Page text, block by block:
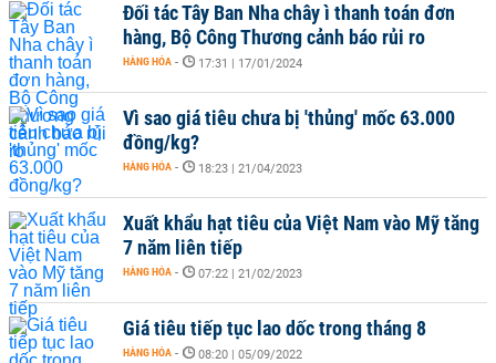
Đối tác Tây Ban Nha chây ì thanh toán đơn
hàng, Bộ Công Thương cảnh báo rủi ro
HÀNG HÓA - 17:31 | 17/01/2024
Vì sao giá tiêu chưa bị 'thủng' mốc 63.000
đồng/kg?
HÀNG HÓA - 18:23 | 21/04/2023
Xuất khẩu hạt tiêu của Việt Nam vào Mỹ tăng
7 năm liên tiếp
HÀNG HÓA - 07:22 | 21/02/2023
Giá tiêu tiếp tục lao dốc trong tháng 8
HÀNG HÓA - 08:20 | 05/09/2022